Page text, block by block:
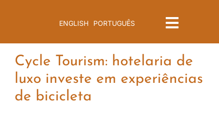
ENGLISH PORTUGUÊS
Toggle
Menu
Cycle Tourism: hotelaria de
luxo investe em experiências
de bicicleta